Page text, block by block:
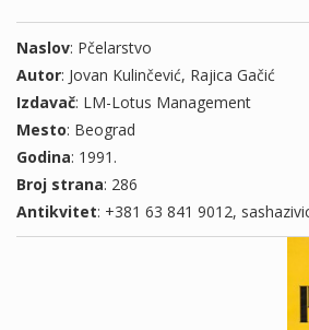
Naslov: Pčelarstvo
Autor: Jovan Kulinčević, Rajica Gačić
Izdavač: LM-Lotus Management
Mesto: Beograd
Godina: 1991.
Broj strana: 286
Antikvitet: +381 63 841 9012,